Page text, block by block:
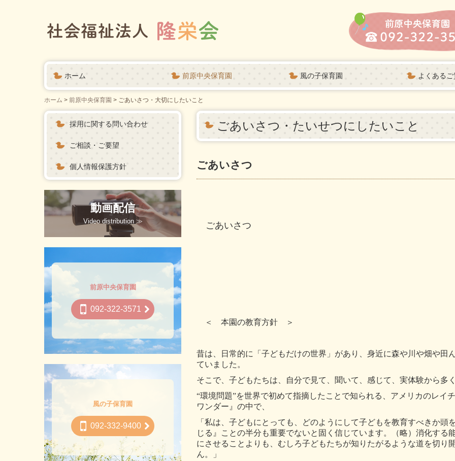
ホーム 前原中央保育園
ごあいさつ・大切にしたいこと
教育内容・施設案内
園児の一日・年間行事
入園案内
認定こども園の案内
保育園見学と子育て支援
フォトアルバム
動画配信
園便り
決算書・報告書・提出書類
風の子保育園 よくある
ホーム 前原中央保育園 ごあいさつ・大切にしたいこと
採用に関する問い合わせ
ご相談・ご要望
個人情報保護方針
動画配信
Video distribution ≫
前原中央保育園
092-322-3571
風の子保育園
092-332-9400
ごあいさつ・たいせつにしたいこと
ごあいさつ
ごあいさつ
＜ 本園の教育方針 ＞
昔は、日常的に「子どもだけの世界」があり、身近に森や川や畑や田
ていました。
そこで、子どもたちは、自分で見て、聞いて、感じて、実体験から多
“環境問題”を世界で初めて指摘したことで知られる、アメリカのレイ
ワンダー』の中で、
「私は、子どもにとっても、どのようにして子どもを教育すべきか
じる』ことの半分も重要でないと固く信じています。（略）消化する
にさせることよりも、むしろ子どもたちが知りたがるような道を切り
ん。」